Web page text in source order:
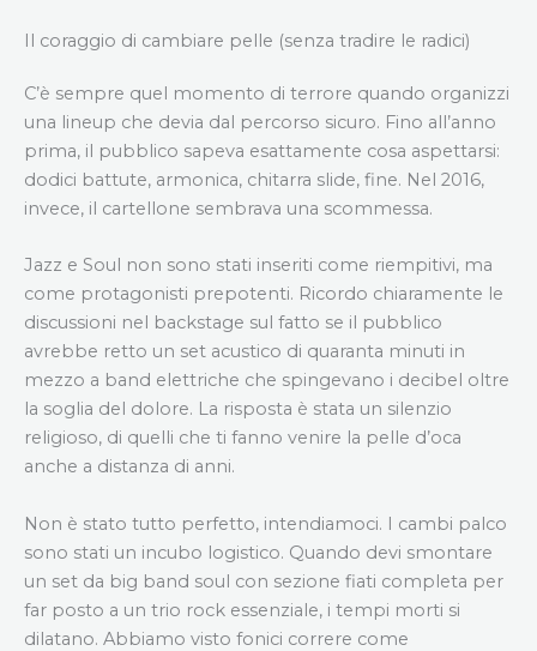
Il coraggio di cambiare pelle (senza tradire le radici)
C’è sempre quel momento di terrore quando organizzi
una lineup che devia dal percorso sicuro. Fino all’anno
prima, il pubblico sapeva esattamente cosa aspettarsi:
dodici battute, armonica, chitarra slide, fine. Nel 2016,
invece, il cartellone sembrava una scommessa.
Jazz e Soul non sono stati inseriti come riempitivi, ma
come protagonisti prepotenti. Ricordo chiaramente le
discussioni nel backstage sul fatto se il pubblico
avrebbe retto un set acustico di quaranta minuti in
mezzo a band elettriche che spingevano i decibel oltre
la soglia del dolore. La risposta è stata un silenzio
religioso, di quelli che ti fanno venire la pelle d’oca
anche a distanza di anni.
Non è stato tutto perfetto, intendiamoci. I cambi palco
sono stati un incubo logistico. Quando devi smontare
un set da big band soul con sezione fiati completa per
far posto a un trio rock essenziale, i tempi morti si
dilatano. Abbiamo visto fonici correre come